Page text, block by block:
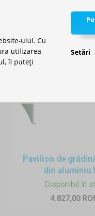
Pavilion de
din aluminiu
Disponibil în
4.827,00
ului. Cu
utilizarea
îl puteți
Setări